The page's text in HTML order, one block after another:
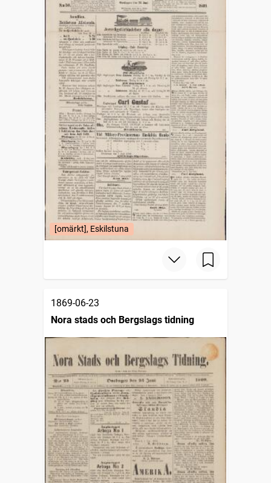
[omärkt], Eskilstuna
1869-06-23
Nora stads och Bergslags tidning